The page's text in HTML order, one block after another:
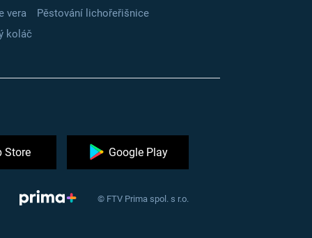
vera
Pěstování lichořeřišnice
koláč
Store Google Play
© FTV Prima spol. s r.o.